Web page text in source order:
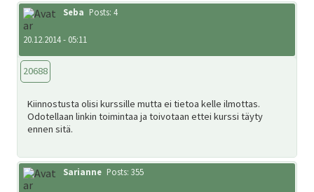
Seba Posts: 4
20.12.2014 - 05:11
20688
Kiinnostusta olisi kurssille mutta ei tietoa kelle ilmottas.
Odotellaan linkin toimintaa ja toivotaan ettei kurssi täyty
ennen sitä.
Sarianne Posts: 355